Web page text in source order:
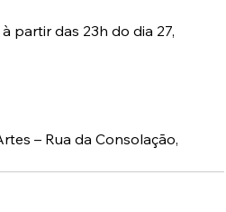
partir das 23h do dia 27,
– Rua da Consolação,